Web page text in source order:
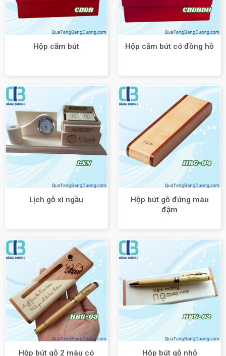
Hộp cắm bút Hộp cắm bút có đồng hồ
Lịch gỗ xí ngầu
Hộp bút gỗ đứng màu
đậm
Hộp bút gỗ 2 màu có
Hộp bút gỗ nhỏ